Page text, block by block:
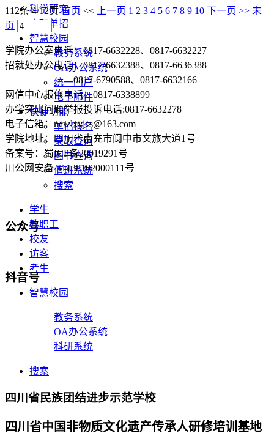
科学研究
高职单招
智慧校园
教务系统
OA办公系统
统一门户
电子邮件
快捷功能
单招报名
录取查询
图书查询
值班系统
搜索
学生
教职工
校友
访客
考生
智慧校园
教务系统
OA办公系统
科研系统
搜索
四川省民族团结进步示范学校
四川省中国非物质文化遗产传承人研修培训基地
112条 4/12页首页 << 上一页 1 2 3 4 5 6 7 8 9 10 下一页 >> 末
页
学院办公室电话：0817-6632228、0817-6632227
招就处办公电话：0817-6632388、0817-6636388
0817-6790588、0817-6632166
网信中心报修电话：0817-6338899
办学突出问题举报投诉电话:0817-6632278
电子信箱：ncwlxyjcs@163.com
学院地址：四川省南充市阆中市文旅大道1号
备案号：蜀ICP备20019291号
川公网安备 51138102000111号
公众号
抖音号